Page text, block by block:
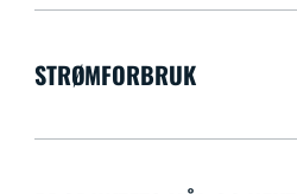
STRØMFORBRUK